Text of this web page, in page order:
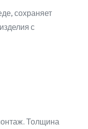
сохраняет
с
Толщина